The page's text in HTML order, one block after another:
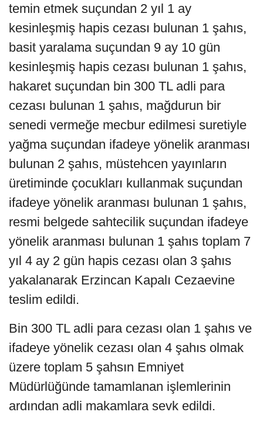
temin etmek suçundan 2 yıl 1 ay
kesinleşmiş hapis cezası bulunan 1 şahıs,
basit yaralama suçundan 9 ay 10 gün
kesinleşmiş hapis cezası bulunan 1 şahıs,
hakaret suçundan bin 300 TL adli para
cezası bulunan 1 şahıs, mağdurun bir
senedi vermeğe mecbur edilmesi suretiyle
yağma suçundan ifadeye yönelik aranması
bulunan 2 şahıs, müstehcen yayınların
üretiminde çocukları kullanmak suçundan
ifadeye yönelik aranması bulunan 1 şahıs,
resmi belgede sahtecilik suçundan ifadeye
yönelik aranması bulunan 1 şahıs toplam 7
yıl 4 ay 2 gün hapis cezası olan 3 şahıs
yakalanarak Erzincan Kapalı Cezaevine
teslim edildi.
Bin 300 TL adli para cezası olan 1 şahıs ve
ifadeye yönelik cezası olan 4 şahıs olmak
üzere toplam 5 şahsın Emniyet
Müdürlüğünde tamamlanan işlemlerinin
ardından adli makamlara sevk edildi.